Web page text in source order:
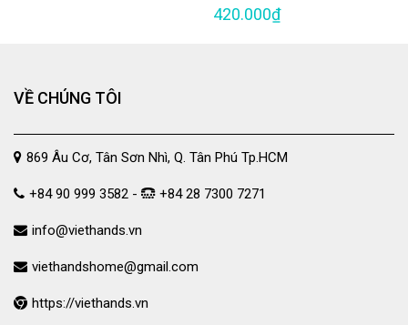
420.000₫
VỀ CHÚNG TÔI
869 Âu Cơ, Tân Sơn Nhì, Q. Tân Phú Tp.HCM
+84 90 999 3582 - +84 28 7300 7271
info@viethands.vn
viethandshome@gmail.com
https://viethands.vn